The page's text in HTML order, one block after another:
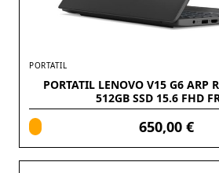
PORTATIL
PORTATIL LENOVO V15 G6 ARP
512GB SSD 15.6 FHD
650,00 €